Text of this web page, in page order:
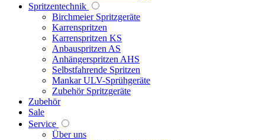
Spritzentechnik
Birchmeier Spritzgeräte
Karrenspritzen
Karrenspritzen KS
Anbauspritzen AS
Anhängerspritzen AHS
Selbstfahrende Spritzen
Mankar ULV-Sprühgeräte
Zubehör Spritzgeräte
Zubehör
Sale
Service
Über uns